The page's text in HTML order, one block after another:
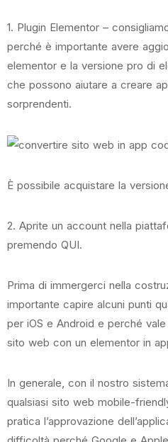
1. Plugin Elementor –
perché è importante avere
elementor e la versione pro di
che possono aiutare a creare
sorprendenti.
È possibile acquistare la
2. Aprite un account nella
premendo QUI.
Prima di immergerci nella
importante capire alcuni punti
per iOS e Android e perché
sito web con un elementor in
In generale, con il nostro
qualsiasi sito web mobile-
pratica l’approvazione